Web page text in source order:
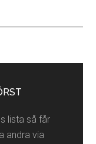
lista så får
andra via